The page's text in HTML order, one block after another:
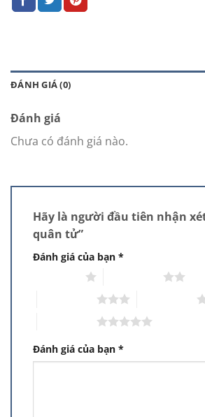
ĐÁNH GIÁ (0)
Đánh giá
Chưa có đánh giá nào.
Hãy là người đầu tiên nhận
quân tử”
Đánh giá của bạn *
Đánh giá của bạn *